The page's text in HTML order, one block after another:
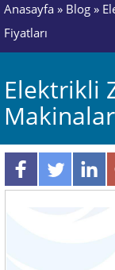
Anasayfa » Blog »
Fiyatları
Elektrikli